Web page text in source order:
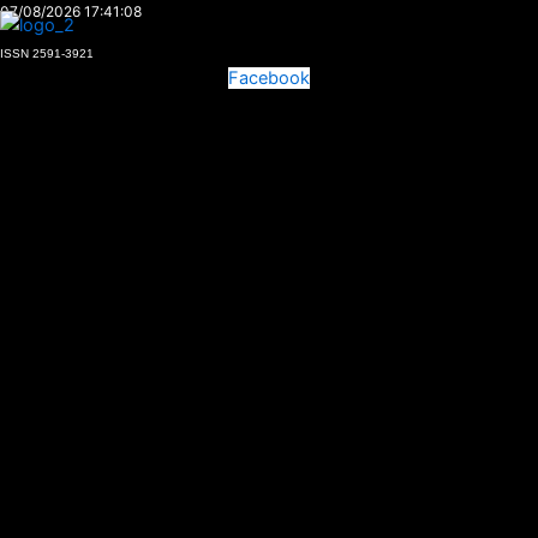
Ir
07/08/2026 17:41:08
ISSN 2591-3921
Facebook